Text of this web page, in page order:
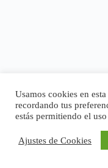
Usamos cookies en
recordando tus
estás permitiendo el
Ajustes de Cookies